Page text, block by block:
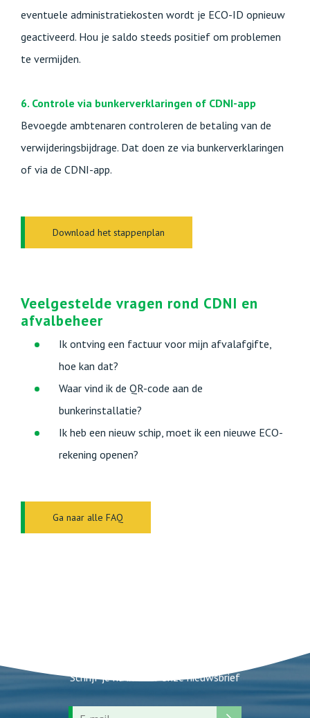
eventuele administratiekosten wordt je ECO-ID opnieuw
geactiveerd. Hou je saldo steeds positief om problemen
te vermijden.
6. Controle via bunkerverklaringen of CDNI-app
Bevoegde ambtenaren controleren de betaling van de
verwijderingsbijdrage. Dat doen ze via bunkerverklaringen
of via de CDNI-app.
Download het stappenplan
Veelgestelde vragen rond CDNI en
afvalbeheer
Ik ontving een factuur voor mijn afvalafgifte,
hoe kan dat?
Waar vind ik de QR-code aan de
bunkerinstallatie?
Ik heb een nieuw schip, moet ik een nieuwe ECO-
rekening openen?
Ga naar alle FAQ
Schrijf je nu in voor onze nieuwsbrief